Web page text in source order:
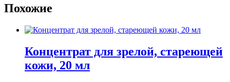
Похожие
Концентрат для зрелой, стареющей
кожи, 20 мл